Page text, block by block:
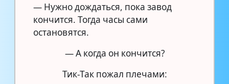
— Нужно дождаться, пока завод
кончится. Тогда часы сами
остановятся.
— А когда он кончится?
Тик-Так пожал плечами: